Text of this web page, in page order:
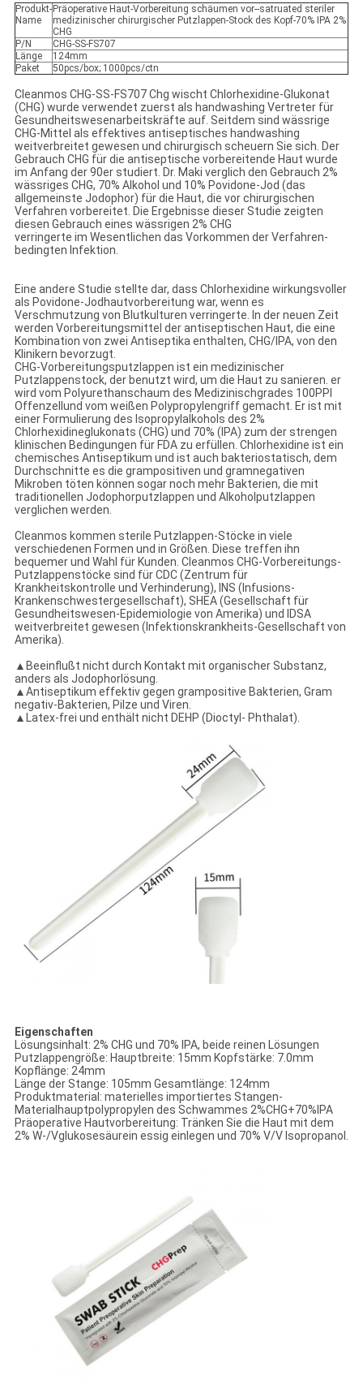
Produkt-
Name
Präoperative Haut-Vorbereitung schäumen vor--satruated steriler
medizinischer chirurgischer Putzlappen-Stock des Kopf-70% IPA 2%
CHG
P/N
CHG-SS-FS707
Länge
124mm
Paket
50pcs/box; 1000pcs/ctn
Cleanmos CHG-SS-FS707 Chg wischt Chlorhexidine-Glukonat
(CHG) wurde verwendet zuerst als handwashing Vertreter für
Gesundheitswesenarbeitskräfte auf. Seitdem sind wässrige
CHG-Mittel als effektives antiseptisches handwashing
weitverbreitet gewesen und chirurgisch scheuern Sie sich. Der
Gebrauch CHG für die antiseptische vorbereitende Haut wurde
im Anfang der 90er studiert. Dr. Maki verglich den Gebrauch 2%
wässriges CHG, 70% Alkohol und 10% Povidone-Jod (das
allgemeinste Jodophor) für die Haut, die vor chirurgischen
Verfahren vorbereitet. Die Ergebnisse dieser Studie zeigten
diesen Gebrauch eines wässrigen 2% CHG
verringerte im Wesentlichen das Vorkommen der Verfahren-
bedingten Infektion.
Eine andere Studie stellte dar, dass Chlorhexidine wirkungsvoller
als Povidone-Jodhautvorbereitung war, wenn es
Verschmutzung von Blutkulturen verringerte. In der neuen Zeit
werden Vorbereitungsmittel der antiseptischen Haut, die eine
Kombination von zwei Antiseptika enthalten, CHG/IPA, von den
Klinikern bevorzugt.
CHG-Vorbereitungsputzlappen ist ein medizinischer
Putzlappenstock, der benutzt wird, um die Haut zu sanieren. er
wird vom Polyurethanschaum des Medizinischgrades 100PPI
Offenzellund vom weißen Polypropylengriff gemacht. Er ist mit
einer Formulierung des Isopropylalkohols des 2%
Chlorhexidineglukonats (CHG) und 70% (IPA) zum der strengen
klinischen Bedingungen für FDA zu erfüllen. Chlorhexidine ist ein
chemisches Antiseptikum und ist auch bakteriostatisch, dem
Durchschnitte es die grampositiven und gramnegativen
Mikroben töten können sogar noch mehr Bakterien, die mit
traditionellen Jodophorputzlappen und Alkoholputzlappen
verglichen werden.
Cleanmos kommen sterile Putzlappen-Stöcke in viele
verschiedenen Formen und in Größen. Diese treffen ihn
bequemer und Wahl für Kunden. Cleanmos CHG-Vorbereitungs-
Putzlappenstöcke sind für CDC (Zentrum für
Krankheitskontrolle und Verhinderung), INS (Infusions-
Krankenschwestergesellschaft), SHEA (Gesellschaft für
Gesundheitswesen-Epidemiologie von Amerika) und IDSA
weitverbreitet gewesen (Infektionskrankheits-Gesellschaft von
Amerika).
▲Beeinflußt nicht durch Kontakt mit organischer Substanz,
anders als Jodophorlösung.
▲Antiseptikum effektiv gegen grampositive Bakterien, Gram
negativ-Bakterien, Pilze und Viren.
▲Latex-frei und enthält nicht DEHP (Dioctyl- Phthalat).
Eigenschaften
Lösungsinhalt: 2% CHG und 70% IPA, beide reinen Lösungen
Putzlappengröße: Hauptbreite: 15mm Kopfstärke: 7.0mm
Kopflänge: 24mm
Länge der Stange: 105mm Gesamtlänge: 124mm
Produktmaterial: materielles importiertes Stangen-
Materialhauptpolypropylen des Schwammes 2%CHG+70%IPA
Präoperative Hautvorbereitung: Tränken Sie die Haut mit dem
2% W-/Vglukosesäurein essig einlegen und 70% V/V Isopropanol.